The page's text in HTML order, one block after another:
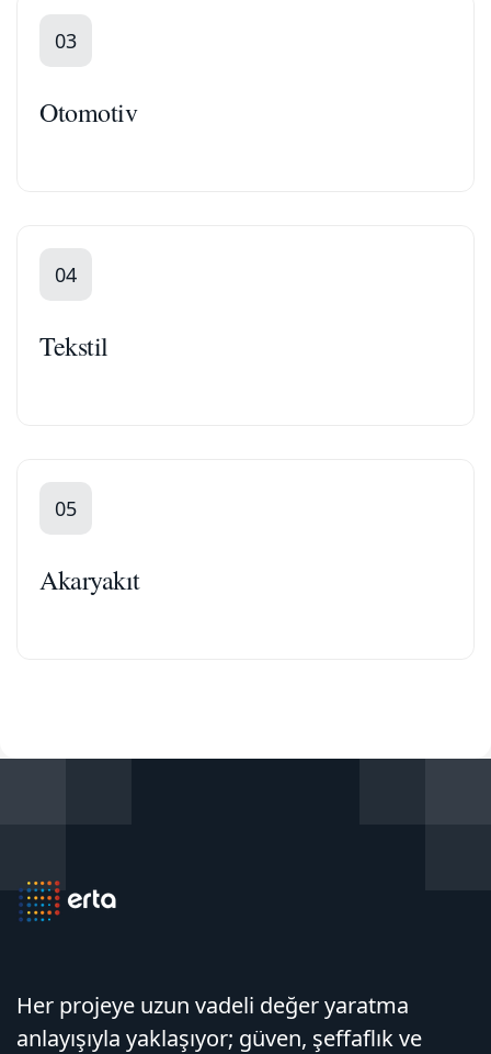
03
Otomotiv
04
Tekstil
05
Akaryakıt
Her projeye uzun vadeli değer yaratma
anlayışıyla yaklaşıyor; güven, şeffaflık ve